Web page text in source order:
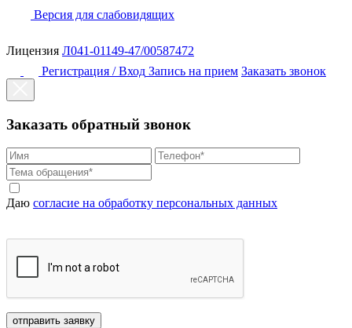
Версия для слабовидящих
Лицензия Л041-01149-47/00587472
Регистрация / Вход Запись на прием Заказать звонок
Заказать обратный звонок
Даю согласие на обработку персональных данных
отправить заявку